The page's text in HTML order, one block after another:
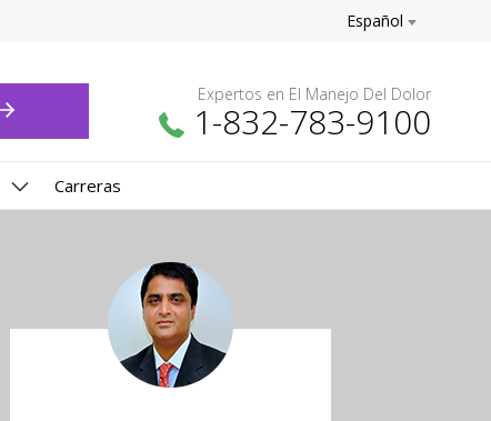
Español
Expertos en El Manejo Del Dolor
1-832-783-9100
Carreras